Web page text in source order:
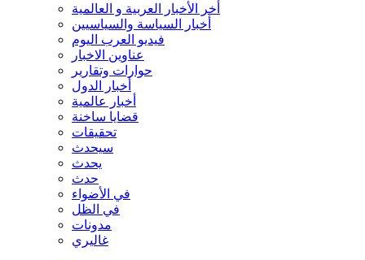
أخر الأخبار العربية و العالمية
أخبار السياسة والسياسيين
فيديو العرب اليوم
عناوين الاخبار
حوارات وتقارير
أخبار الدول
أخبار عالمية
قضايا ساخنة
تحقيقات
سيحدث
يحدث
حدث
في الأضواء
في الظل
مدونات
غاليري